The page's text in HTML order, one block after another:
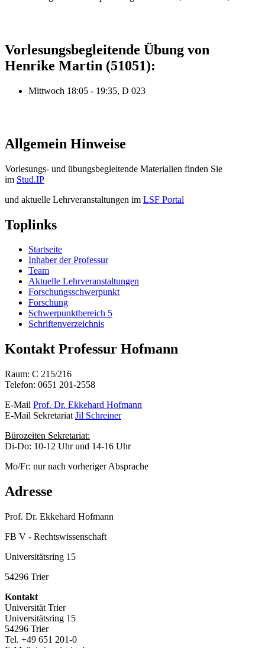
Vorlesungsbegleitende Übung von
Henrike Martin (51051):
Mittwoch 18:05 - 19:35, D 023
Allgemein Hinweise
Vorlesungs- und übungsbegleitende Materialien finden Sie
im Stud.IP
und aktuelle Lehrveranstaltungen im LSF Portal
Toplinks
Startseite
Inhaber der Professur
Team
Aktuelle Lehrveranstaltungen
Forschungsschwerpunkt
Forschung
Schwerpunktbereich 5
Schriftenverzeichnis
Kontakt Professur Hofmann
Raum: C 215/216
Telefon: 0651 201-2558
E-Mail Prof. Dr. Ekkehard Hofmann
E-Mail Sekretariat Jil Schreiner
Bürozeiten Sekretariat:
Di-Do: 10-12 Uhr und 14-16 Uhr
Mo/Fr: nur nach vorheriger Absprache
Adresse
Prof. Dr. Ekkehard Hofmann
FB V - Rechtswissenschaft
Universitätsring 15
54296 Trier
Kontakt
Universität Trier
Universitätsring 15
54296 Trier
Tel. +49 651 201-0